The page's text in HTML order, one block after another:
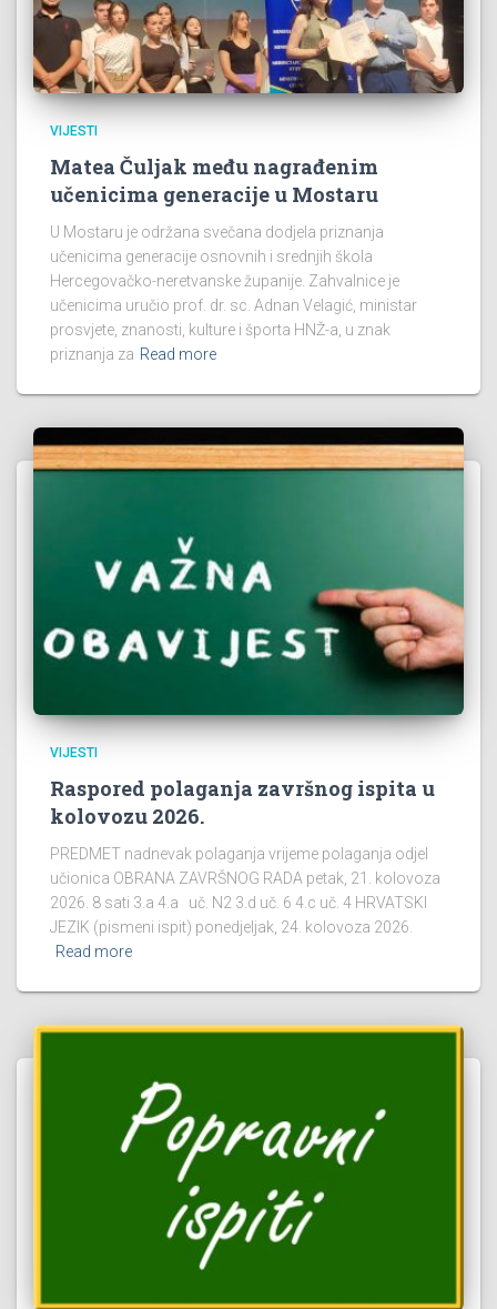
VIJESTI
Matea Čuljak među nagrađenim
učenicima generacije u Mostaru
U Mostaru je održana svečana dodjela priznanja
učenicima generacije osnovnih i srednjih škola
Hercegovačko-neretvanske županije. Zahvalnice je
učenicima uručio prof. dr. sc. Adnan Velagić, ministar
prosvjete, znanosti, kulture i športa HNŽ-a, u znak
priznanja za Read more
VIJESTI
Raspored polaganja završnog ispita u
kolovozu 2026.
PREDMET nadnevak polaganja vrijeme polaganja odjel
učionica OBRANA ZAVRŠNOG RADA petak, 21. kolovoza
2026. 8 sati 3.a 4.a uč. N2 3.d uč. 6 4.c uč. 4 HRVATSKI
JEZIK (pismeni ispit) ponedjeljak, 24. kolovoza 2026.
Read more